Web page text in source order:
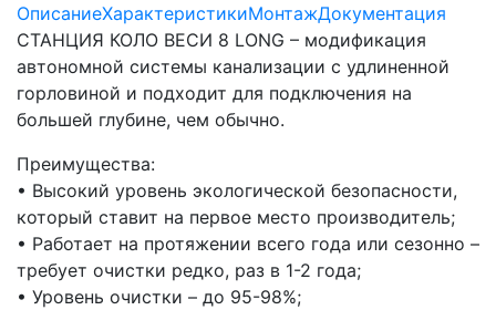
ОписаниеХарактеристикиМонтажДокументация
СТАНЦИЯ КОЛО ВЕСИ 8 LONG – модификация
автономной системы канализации с удлиненной
горловиной и подходит для подключения на
большей глубине, чем обычно.
Преимущества:
• Высокий уровень экологической безопасности,
который ставит на первое место производитель;
• Работает на протяжении всего года или сезонно –
требует очистки редко, раз в 1-2 года;
• Уровень очистки – до 95-98%;